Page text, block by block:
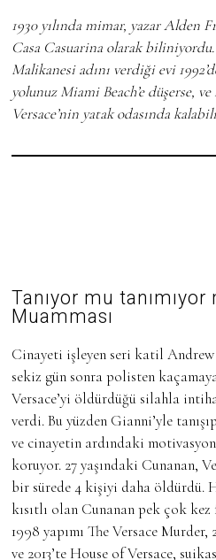
1930 yılında mimar, yazar Alden
Casa Casuarina olarak
Malikanesi adını verdiği evi
yolunuz Miami Beach’e düşerse,
Versace’nin yatak odasında
Tanıyor mu tanımıyor
Muamması
Cinayeti işleyen seri katil Andrew
sekiz gün sonra polisten
Versace’yi öldürdüğü silahla
verdi. Bu yüzden Gianni’yle
ve cinayetin ardındaki
koruyor. 27 yaşındaki Cunanan,
bir sürede 4 kişiyi daha öldürdü.
kısıtlı olan Cunanan pek çok
1998 yapımı The Versace
ve 2013’te House of Versace,